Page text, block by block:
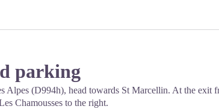
parking
Alpes (D994h), head towards St Marcellin. At the exit
Chamousses to the right.